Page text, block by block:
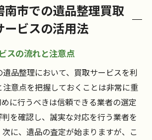
南市での遺品整理買取
ービスの活用法
スの流れと注意点
品整理において、買取サービスを利
意点を把握しておくことは非常に重
に行うべきは信頼できる業者の選定
を確認し、誠実な対応を行う業者を
に、遺品の査定が始まりますが、こ